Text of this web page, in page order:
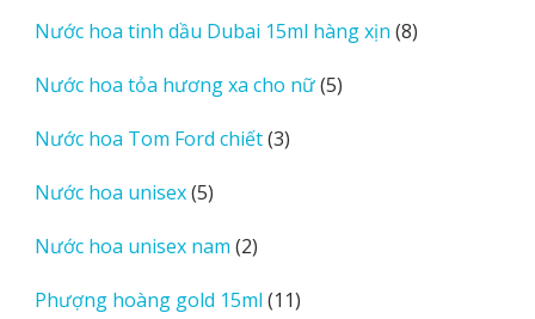
phẩm
Nước hoa tinh dầu Dubai 15ml hàng xịn 88
Nước hoa tỏa hương xa cho nữ 55
Nước hoa Tom Ford chiết 33
Nước hoa unisex 55
phẩm
Nước hoa unisex nam 22
phẩm
Phượng hoàng gold 15ml 1111